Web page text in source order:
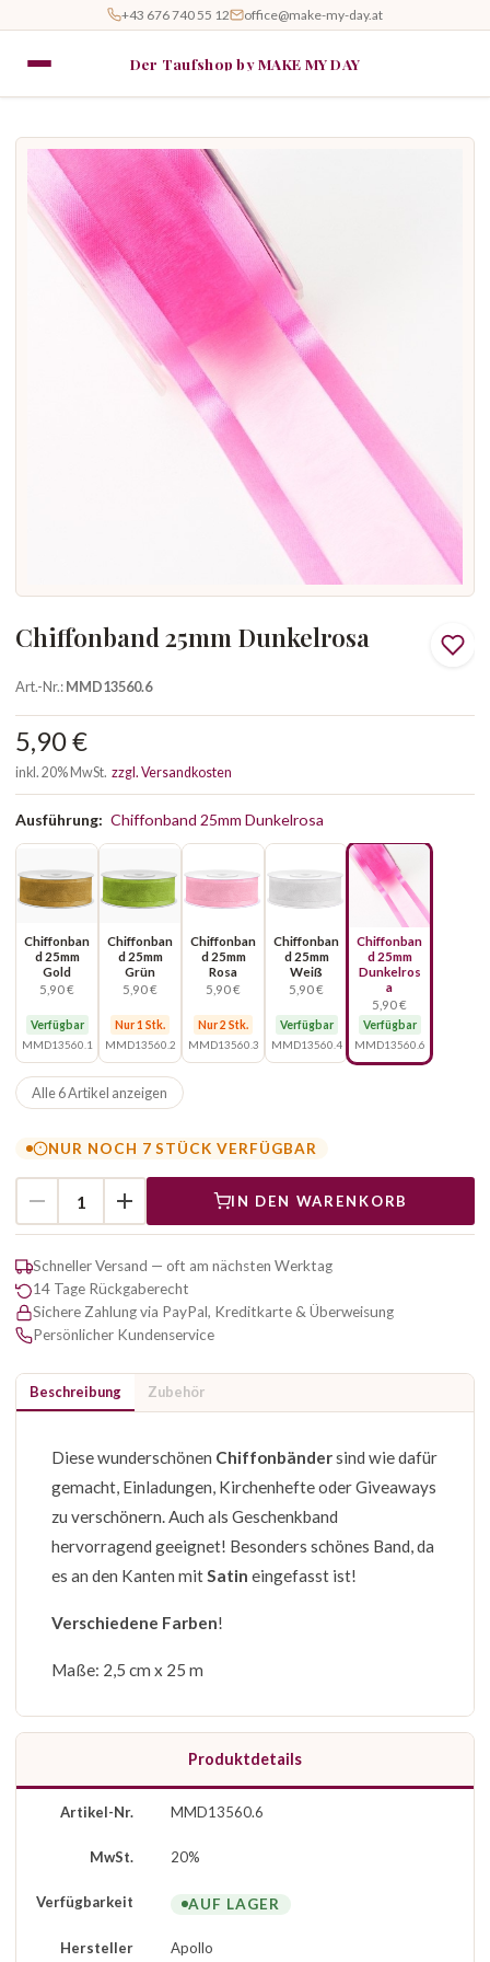
+43 676 740 55 12 office@make-my-day.at
Der Taufshop by MAKE MY DAY
Chiffonband 25mm Dunkelrosa
Art.-Nr.:MMD13560.6
5,90 €
inkl. 20% MwSt. zzgl. Versandkosten
Ausführung: Chiffonband 25mm Dunkelrosa
Chiffonban
d 25mm
Gold
5,90 €
Verfügbar
MMD13560.1
Chiffonban
d 25mm
Grün
5,90 €
Nur 1 Stk.
MMD13560.2
Chiffonban
d 25mm
Rosa
5,90 €
Nur 2 Stk.
MMD13560.3
Chiffonban
d 25mm
Weiß
5,90 €
Verfügbar
MMD13560.4
Chiffonban
d 25mm
Dunkelros
a
5,90 €
Verfügbar
MMD13560.6
Alle 6 Artikel anzeigen
NUR NOCH 7 STÜCK VERFÜGBAR
IN DEN WARENKORB
Schneller Versand — oft am nächsten Werktag
14 Tage Rückgaberecht
Sichere Zahlung via PayPal, Kreditkarte & Überweisung
Persönlicher Kundenservice
Beschreibung Zubehör
Diese wunderschönen Chiffonbändersind wie dafür
gemacht, Einladungen, Kirchenhefte oder Giveaways
zu verschönern. Auch als Geschenkband
hervorragend geeignet! Besonders schönes Band, da
es an den Kanten mitSatin eingefasst ist!
Verschiedene Farben!
Maße: 2,5 cm x 25 m
Produktdetails
Artikel-Nr. MMD13560.6
MwSt. 20%
Verfügbarkeit AUF LAGER
Hersteller Apollo